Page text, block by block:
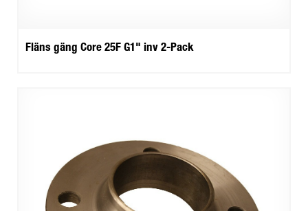
Fläns gäng Core 25F G1" inv 2-Pack